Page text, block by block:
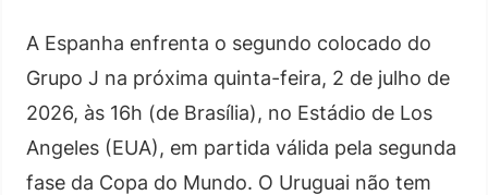
A Espanha enfrenta o segundo colocado do
Grupo J na próxima quinta-feira, 2 de julho de
2026, às 16h (de Brasília), no Estádio de Los
Angeles (EUA), em partida válida pela segunda
fase da Copa do Mundo. O Uruguai não tem